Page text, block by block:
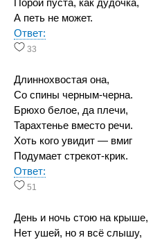
Порой пуста, как дудочка,
А петь не может.
Ответ:
33
Длиннохвостая она,
Со спины черным-черна.
Брюхо белое, да плечи,
Тарахтенье вместо речи.
Хоть кого увидит — вмиг
Подумает стрекот-крик.
Ответ:
51
День и ночь стою на крыше,
Нет ушей, но я всё слышу,